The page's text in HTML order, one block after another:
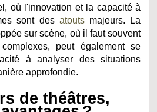
où l'innovation et la capacité à
sont des atoutsmajeurs. La
sur scène, où il faut souvent
peut également se
à analyser des situations
approfondie.
de théâtres,